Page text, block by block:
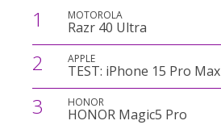
1 MOTOROLA
Razr 40 Ultra
2 APPLE
TEST: iPhone 15 Pro Max
3 HONOR
HONOR Magic5 Pro